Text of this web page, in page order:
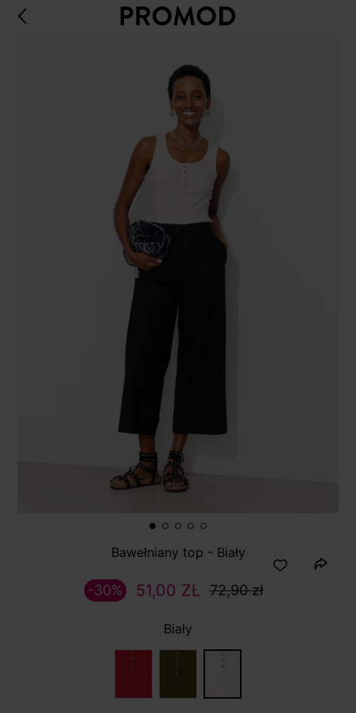
Bawełniany top - Biały
51,00 ZŁ 72,90 zł
-30%
Biały